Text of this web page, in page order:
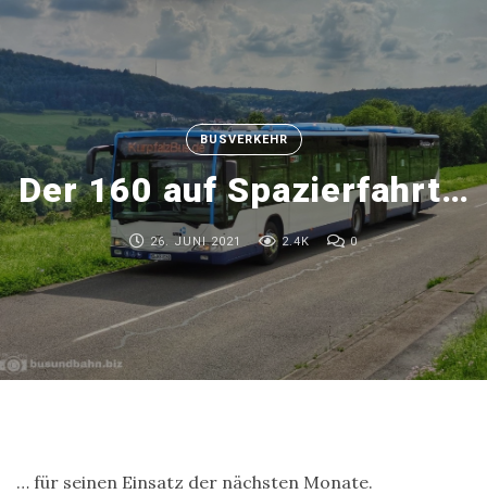
BUSVERKEHR
Der 160 auf Spazierfahrt…
26. JUNI 2021 2.4K 0
… für seinen Einsatz der nächsten Monate.